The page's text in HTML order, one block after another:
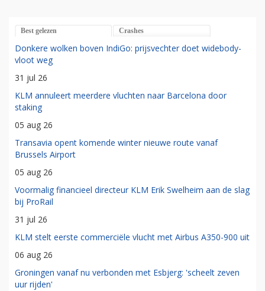
Best gelezen Crashes
Donkere wolken boven IndiGo: prijsvechter doet widebody-
vloot weg
31 jul 26
KLM annuleert meerdere vluchten naar Barcelona door
staking
05 aug 26
Transavia opent komende winter nieuwe route vanaf
Brussels Airport
05 aug 26
Voormalig financieel directeur KLM Erik Swelheim aan de slag
bij ProRail
31 jul 26
KLM stelt eerste commerciële vlucht met Airbus A350-900 uit
06 aug 26
Groningen vanaf nu verbonden met Esbjerg: 'scheelt zeven
uur rijden'